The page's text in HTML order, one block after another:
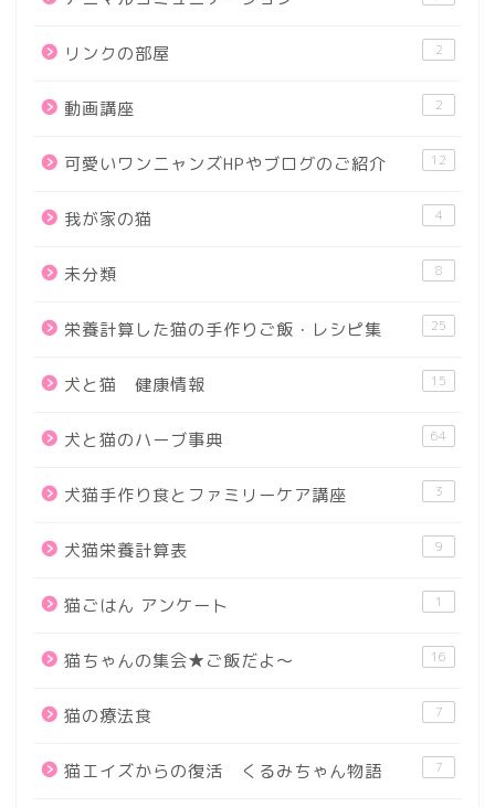
リンクの部屋 2
動画講座 2
可愛いワンニャンズHPやブログのご紹介 12
我が家の猫 4
未分類 8
栄養計算した猫の手作りご飯・レシピ集 25
犬と猫 健康情報 15
犬と猫のハーブ事典 64
犬猫手作り食とファミリーケア講座 3
犬猫栄養計算表 9
猫ごはん アンケート 1
猫ちゃんの集会★ご飯だよ～ 16
猫の療法食 7
猫エイズからの復活 くるみちゃん物語 7